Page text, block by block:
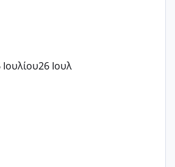
σε έναν ιδιωτικό παιδικό στ
26 Ιουλ